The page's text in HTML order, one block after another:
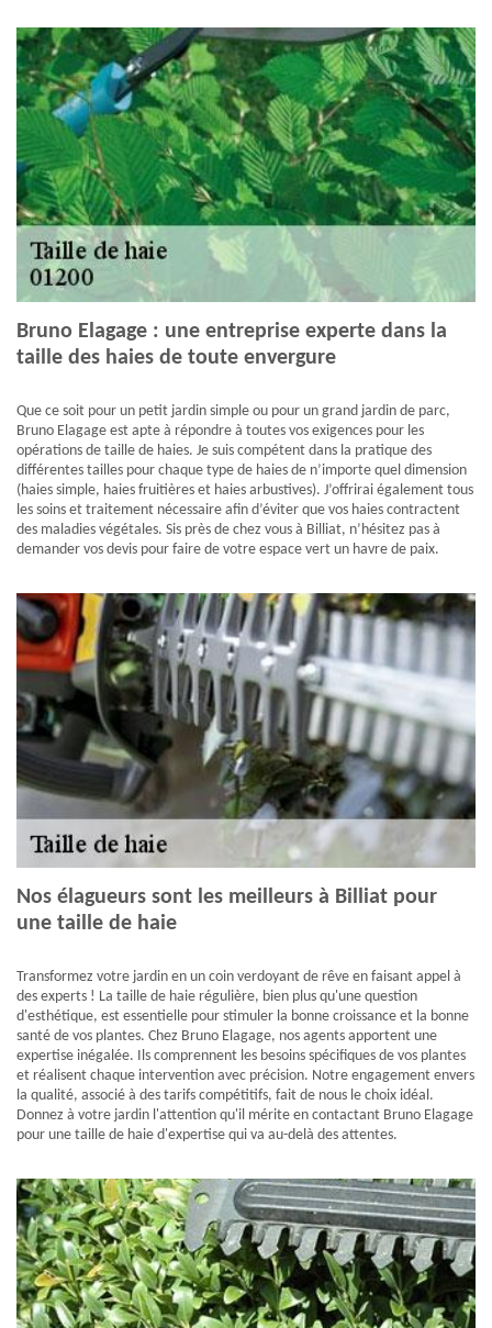
Bruno Elagage : une entreprise experte dans la
taille des haies de toute envergure
Que ce soit pour un petit jardin simple ou pour un grand jardin de parc,
Bruno Elagage est apte à répondre à toutes vos exigences pour les
opérations de taille de haies. Je suis compétent dans la pratique des
différentes tailles pour chaque type de haies de n’importe quel dimension
(haies simple, haies fruitières et haies arbustives). J’offrirai également tous
les soins et traitement nécessaire afin d’éviter que vos haies contractent
des maladies végétales. Sis près de chez vous à Billiat, n’hésitez pas à
demander vos devis pour faire de votre espace vert un havre de paix.
Nos élagueurs sont les meilleurs à Billiat pour
une taille de haie
Transformez votre jardin en un coin verdoyant de rêve en faisant appel à
des experts ! La taille de haie régulière, bien plus qu'une question
d'esthétique, est essentielle pour stimuler la bonne croissance et la bonne
santé de vos plantes. Chez Bruno Elagage, nos agents apportent une
expertise inégalée. Ils comprennent les besoins spécifiques de vos plantes
et réalisent chaque intervention avec précision. Notre engagement envers
la qualité, associé à des tarifs compétitifs, fait de nous le choix idéal.
Donnez à votre jardin l'attention qu'il mérite en contactant Bruno Elagage
pour une taille de haie d'expertise qui va au-delà des attentes.